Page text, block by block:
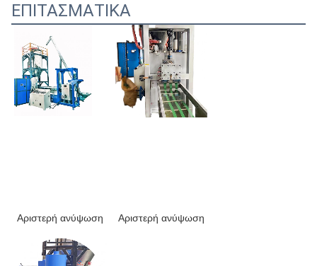
ΕΠΙΤΑΣΜΑΤΙΚΑ
Αριστερή ανύψωση Αριστερή ανύψωση